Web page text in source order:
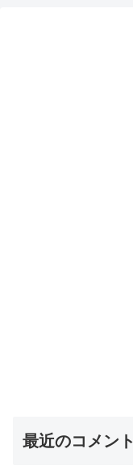
最近のコメント